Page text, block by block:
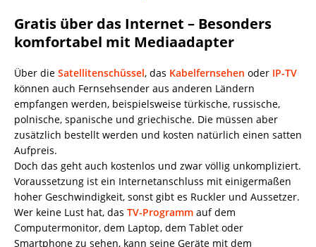
Gratis über das Internet – Besonders
komfortabel mit Mediaadapter
Über die Satellitenschüssel, das Kabelfernsehen oder IP-TV
können auch Fernsehsender aus anderen Ländern
empfangen werden, beispielsweise türkische, russische,
polnische, spanische und griechische. Die müssen aber
zusätzlich bestellt werden und kosten natürlich einen satten
Aufpreis.
Doch das geht auch kostenlos und zwar völlig unkompliziert.
Voraussetzung ist ein Internetanschluss mit einigermaßen
hoher Geschwindigkeit, sonst gibt es Ruckler und Aussetzer.
Wer keine Lust hat, das TV-Programm auf dem
Computermonitor, dem Laptop, dem Tablet oder
Smartphone zu sehen, kann seine Geräte mit dem